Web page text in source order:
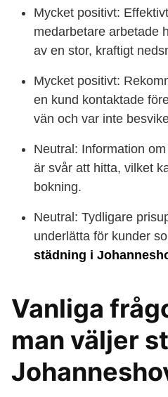
Mycket positivt:
medarbetare arbetade
av en stor, kraftigt
Mycket positivt:
en kund kontaktade
vän och var inte
Neutral: Information
är svår att hitta, vilket
bokning.
Neutral: Tydligare
underlätta för kunder
städning i
Vanliga
man väljer